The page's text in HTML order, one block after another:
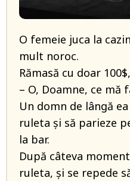
O femeie juca la
mult noroc.
Rămasă cu doar
– O, Doamne, ce mă
Un domn de lângă
ruleta și să parieze
la bar.
După câteva
ruleta, și se repede